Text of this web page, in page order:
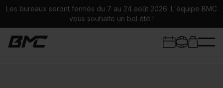
Les bureaux seront fermés du 7 au 24 août 2026. L'équipe BMC
vous souhaite un bel été !